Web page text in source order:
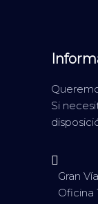
Si
Gran
Oficina